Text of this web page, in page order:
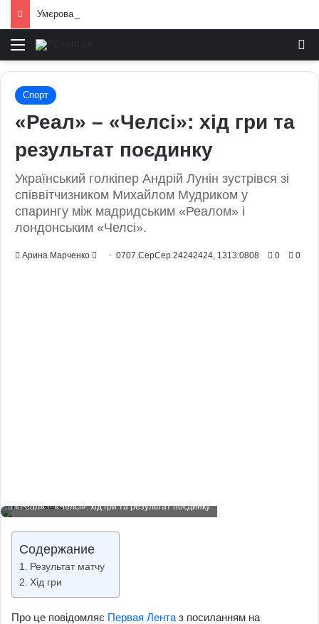
Меню
Спорт
«Реал» – «Челсі»: хід гри та
результат поєдинку
Український голкіпер Андрій Лунін зустрівся зі
співвітчизником Михайлом Мудриком у
спарингу між мадридським «Реалом» і
лондонським «Челсі».
Арина Марченко
Send0707.СерСер.24242424, 1313:0808 0 0
«Реал» – «Челсі»: хід гри та результат поєдинку
Содержание
Результат матчу
Хід гри
Про це повідомляє Первая Лента з посиланням на